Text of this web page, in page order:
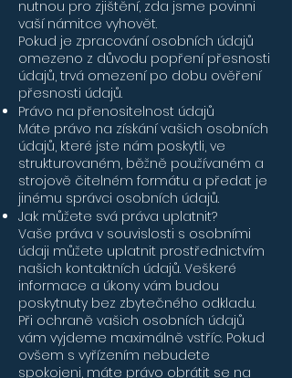
nutnou pro zjištění, zda jsme povinni
vaší námitce vyhovět.
Pokud je zpracování osobních údajů
omezeno z důvodu popření přesnosti
údajů, trvá omezení po dobu ověření
přesnosti údajů.
Právo na přenositelnost údajů
Máte právo na získání vašich osobních
údajů, které jste nám poskytli, ve
strukturovaném, běžně používaném a
strojově čitelném formátu a předat je
jinému správci osobních údajů.
Jak můžete svá práva uplatnit?
Vaše práva v souvislosti s osobními
údaji můžete uplatnit prostřednictvím
našich kontaktních údajů. Veškeré
informace a úkony vám budou
poskytnuty bez zbytečného odkladu.
Při ochraně vašich osobních údajů
vám vyjdeme maximálně vstříc. Pokud
ovšem s vyřízením nebudete
spokojeni, máte právo obrátit se na